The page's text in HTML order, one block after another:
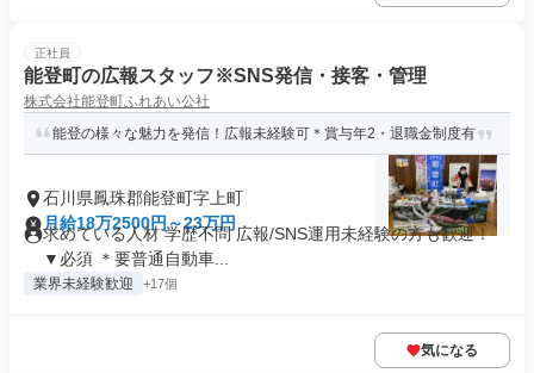
正社員
能登町の広報スタッフ※SNS発信・接客・管理
株式会社能登町ふれあい公社
能登の様々な魅力を発信！広報未経験可＊賞与年2・退職金制度有
石川県鳳珠郡能登町字上町
月給18万2500円～23万円
求めている人材 学歴不問 広報/SNS運用未経験の方も歓迎！
▼必須 ＊要普通自動車...
業界未経験歓迎 +17個
気になる